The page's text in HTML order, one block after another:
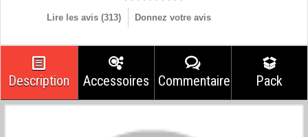
Lire les avis (313) Donnez votre avis
Description Accessoires Commentaires Pack